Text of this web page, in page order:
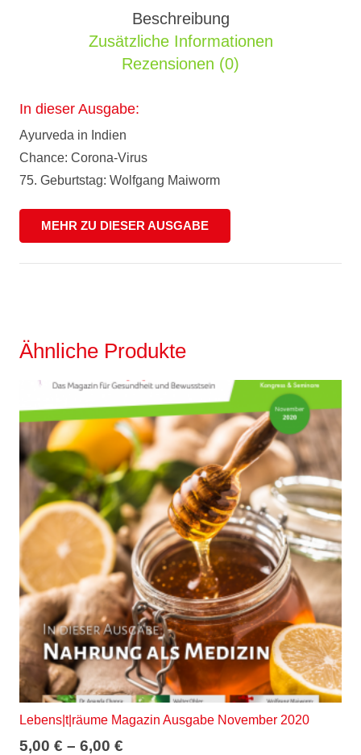
Beschreibung
Zusätzliche Informationen
Rezensionen (0)
In dieser Ausgabe:
Ayurveda in Indien
Chance: Corona-Virus
75. Geburtstag: Wolfgang Maiworm
MEHR ZU DIESER AUSGABE
Ähnliche Produkte
Lebens|t|räume Magazin Ausgabe November 2020
5,00 € – 6,00 €